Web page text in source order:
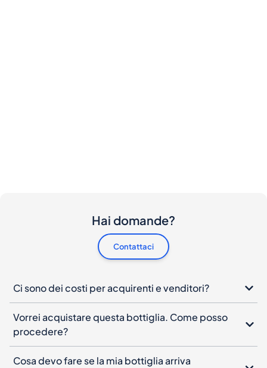
Hai domande?
Contattaci
Ci sono dei costi per acquirenti e venditori?
Vorrei acquistare questa bottiglia. Come posso
procedere?
Cosa devo fare se la mia bottiglia arriva